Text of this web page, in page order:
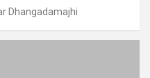
Dhangadamajhi